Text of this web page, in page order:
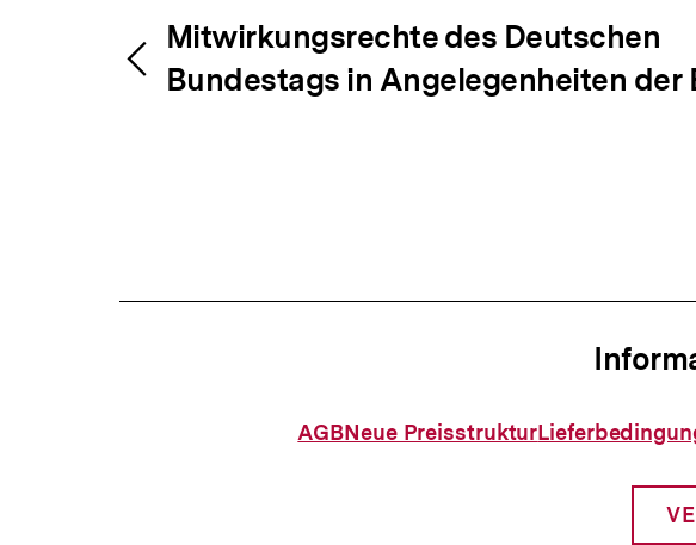
Fussnoten
Inhaltsnavigation
Mitwirkungsrechte des Deutschen
Bundestags in Angelegenheiten der
AGBNeue Preisstruktur